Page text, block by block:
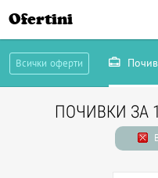
Ofertini
Всички оферти
ПОЧИВКИ ЗА